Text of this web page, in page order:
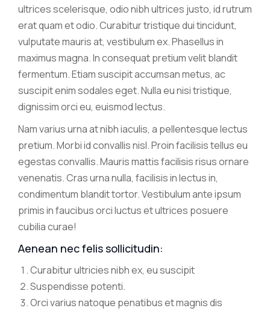
ultrices scelerisque, odio nibh ultrices justo, id rutrum
erat quam et odio. Curabitur tristique dui tincidunt,
vulputate mauris at, vestibulum ex. Phasellus in
maximus magna. In consequat pretium velit blandit
fermentum. Etiam suscipit accumsan metus, ac
suscipit enim sodales eget. Nulla eu nisi tristique,
dignissim orci eu, euismod lectus.
Nam varius urna at nibh iaculis, a pellentesque lectus
pretium. Morbi id convallis nisl. Proin facilisis tellus eu
egestas convallis. Mauris mattis facilisis risus ornare
venenatis. Cras urna nulla, facilisis in lectus in,
condimentum blandit tortor. Vestibulum ante ipsum
primis in faucibus orci luctus et ultrices posuere
cubilia curae!
Aenean nec felis sollicitudin:
Curabitur ultricies nibh ex, eu suscipit
Suspendisse potenti.
Orci varius natoque penatibus et magnis dis